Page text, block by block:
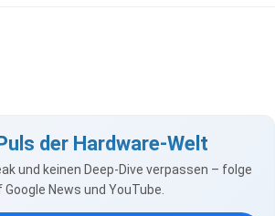
der Hardware-Welt
und keinen Deep-Dive verpassen – folge
News und YouTube.